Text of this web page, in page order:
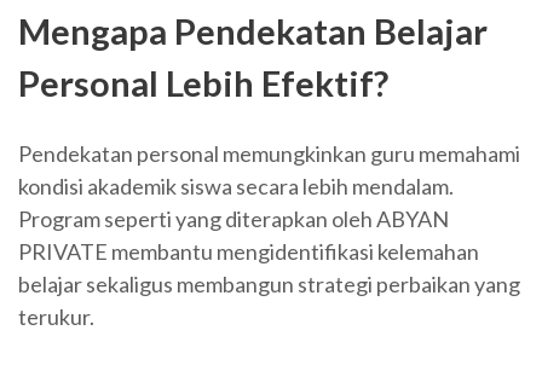
Mengapa Pendekatan Belajar
Personal Lebih Efektif?
Pendekatan personal memungkinkan guru memahami
kondisi akademik siswa secara lebih mendalam.
Program seperti yang diterapkan oleh ABYAN
PRIVATE membantu mengidentifikasi kelemahan
belajar sekaligus membangun strategi perbaikan yang
terukur.